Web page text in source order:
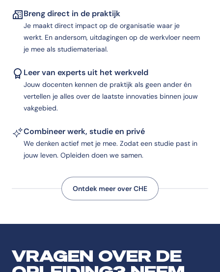
Breng direct in de praktijk
Je maakt direct impact op de organisatie waar je
werkt. En andersom, uitdagingen op de werkvloer neem
je mee als studiemateriaal.
Leer van experts uit het werkveld
Jouw docenten kennen de praktijk als geen ander én
vertellen je alles over de laatste innovaties binnen jouw
vakgebied.
Combineer werk, studie en privé
We denken actief met je mee. Zodat een studie past in
jouw leven. Opleiden doen we samen.
Ontdek meer over CHE
VRAGEN OVER DE